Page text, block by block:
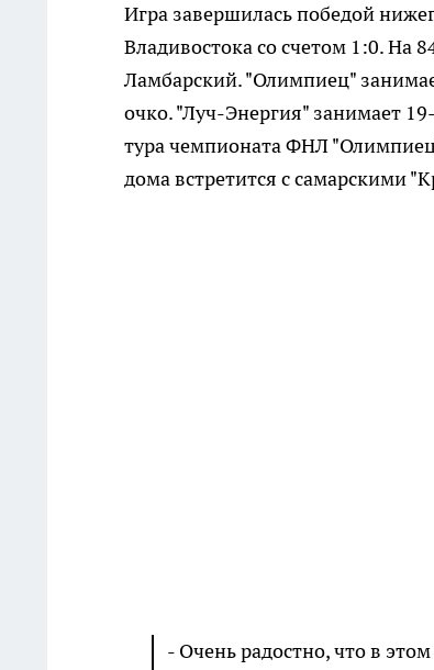
Игра завершилась победой
Владивостока со счетом 1:0. На
Ламбарский. "Олимпиец"
очко. "Луч-Энергия" занимает
тура чемпионата ФНЛ
дома встретится с самарскими
- Очень радостно, что в